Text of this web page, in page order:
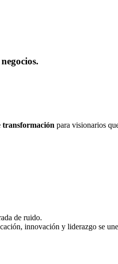
transformación para visionarios
de ruido.
innovación y liderazgo se